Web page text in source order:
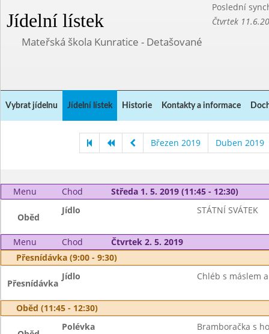
Jídelní lístek
Poslední
Čtvrtek
Mateřská škola Kunratice - Detašované
Vybrat jídelnu Jídelní lístek Historie Kontakty a informace
Březen 2019 Duben 2019
Menu Chod Středa 1. 5. 2019 (11:45 - 12:30)
Oběd
Jídlo STÁTNÍ SVÁTEK
Menu Chod
Čtvrtek 2. 5. 2019
Přesnídávka (9:00 - 9:30)
Přesnídávka
Jídlo Chléb s máslem
Oběd (11:45 - 12:30)
Polévka
Bramboračka s